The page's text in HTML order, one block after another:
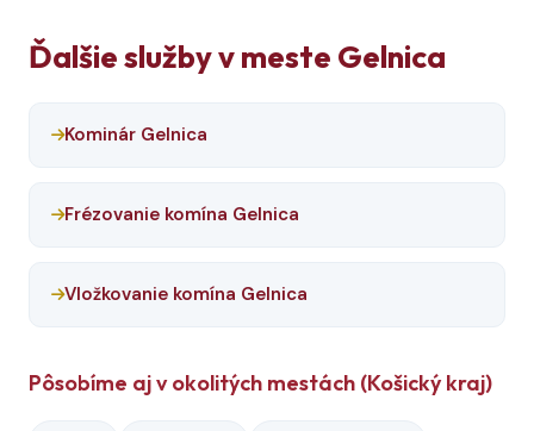
Ďalšie služby v meste Gelnica
Kominár Gelnica
Frézovanie komína Gelnica
Vložkovanie komína Gelnica
Pôsobíme aj v okolitých mestách (Košický kraj)